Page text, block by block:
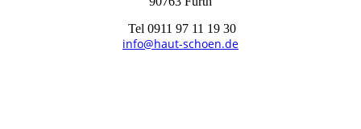
Tel 0911 97 11 19 30
info@haut-schoen.de